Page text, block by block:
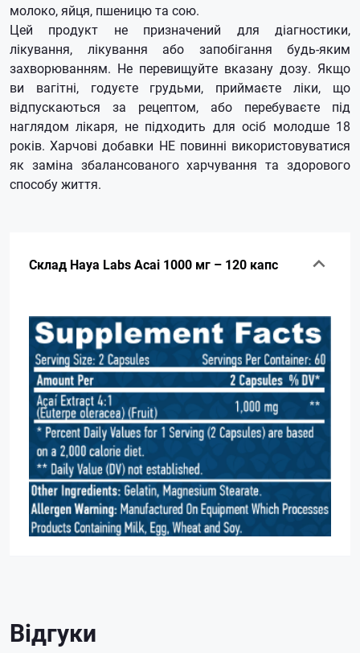
молоко, яйця, пшеницю та сою.
Цей продукт не призначений для діагностики,
лікування, лікування або запобігання будь-яким
захворюванням. Не перевищуйте вказану дозу. Якщо
ви вагітні, годуєте грудьми, приймаєте ліки, що
відпускаються за рецептом, або перебуваєте під
наглядом лікаря, не підходить для осіб молодше 18
років. Харчові добавки НЕ повинні використовуватися
як заміна збалансованого харчування та здорового
способу життя.
Склад Haya Labs Acai 1000 мг – 120 капс
Відгуки